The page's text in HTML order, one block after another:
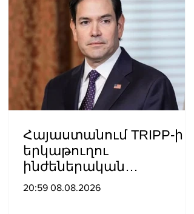
Հայաստանում TRIPP-ի
երկաթուղու
ինժեներական
ուսումնասիրություններ
20:59 08.08.2026